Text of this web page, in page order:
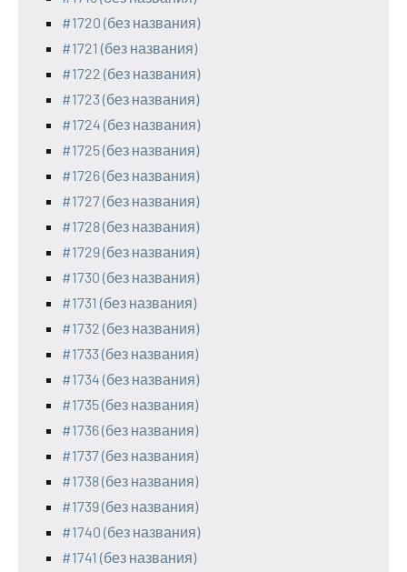
#1720 (без названия)
#1721 (без названия)
#1722 (без названия)
#1723 (без названия)
#1724 (без названия)
#1725 (без названия)
#1726 (без названия)
#1727 (без названия)
#1728 (без названия)
#1729 (без названия)
#1730 (без названия)
#1731 (без названия)
#1732 (без названия)
#1733 (без названия)
#1734 (без названия)
#1735 (без названия)
#1736 (без названия)
#1737 (без названия)
#1738 (без названия)
#1739 (без названия)
#1740 (без названия)
#1741 (без названия)